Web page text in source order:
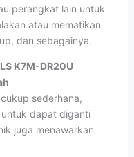
perangkat lain untuk
atau mematikan
dan sebagainya.
K7M-DR20U
sederhana,
dapat diganti
juga menawarkan